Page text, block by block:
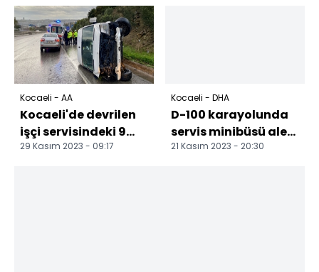
Kocaeli - AA
Kocaeli'de devrilen
işçi servisindeki 9
kişi yaralandı
29 Kasım 2023 - 09:17
Kocaeli - DHA
D-100 karayolunda
servis minibüsü alev
alev yandı
21 Kasım 2023 - 20:30